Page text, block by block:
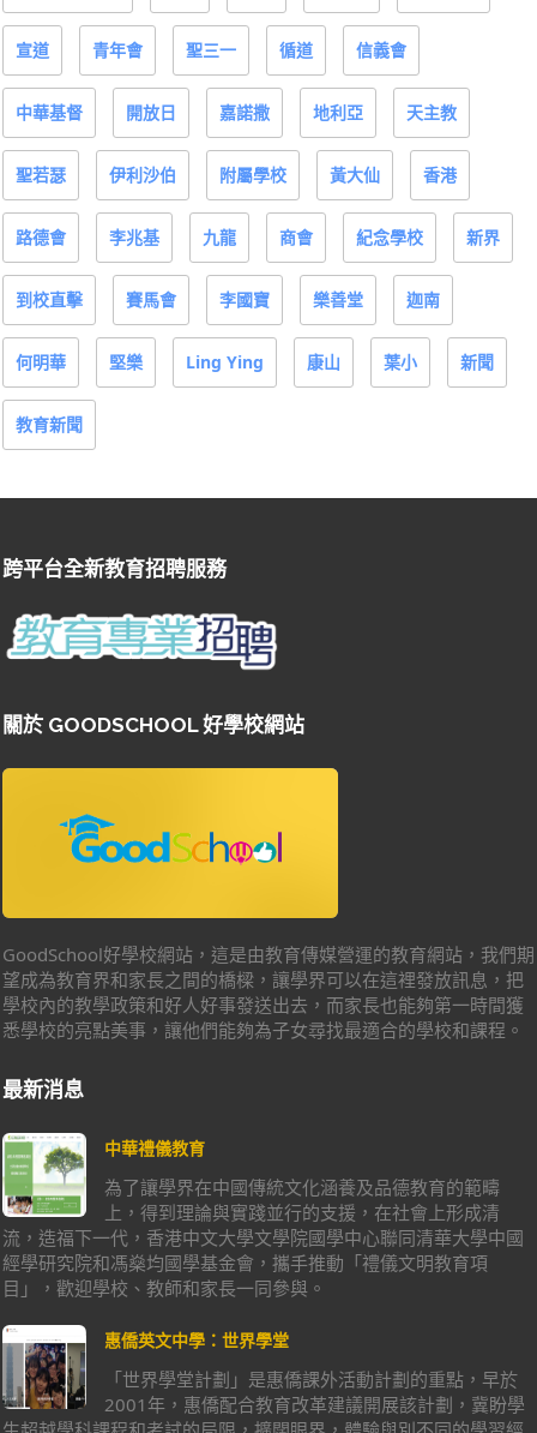
宣道 青年會 聖三一 循道 信義會
中華基督 開放日 嘉諾撒 地利亞 天主教
聖若瑟 伊利沙伯 附屬學校 黃大仙 香港
路德會 李兆基 九龍 商會 紀念學校 新界
到校直擊 賽馬會 李國寶 樂善堂 迦南
何明華 堅樂 Ling Ying 康山 葉小 新聞
教育新聞
跨平台全新教育招聘服務
關於 GOODSCHOOL 好學校網站
GoodSchool好學校網站，這是由教育傳媒營運的教育網站，我們期
望成為教育界和家長之間的橋樑，讓學界可以在這裡發放訊息，把
學校內的教學政策和好人好事發送出去，而家長也能夠第一時間獲
悉學校的亮點美事，讓他們能夠為子女尋找最適合的學校和課程。
最新消息
中華禮儀教育
為了讓學界在中國傳統文化涵養及品德教育的範疇
上，得到理論與實踐並行的支援，在社會上形成清
流，造福下一代，香港中文大學文學院國學中心聯同清華大學中國
經學研究院和馮燊均國學基金會，攜手推動「禮儀文明教育項
目」，歡迎學校、教師和家長一同參與。
惠僑英文中學：世界學堂
「世界學堂計劃」是惠僑課外活動計劃的重點，早於
2001年，惠僑配合教育改革建議開展該計劃，冀盼學